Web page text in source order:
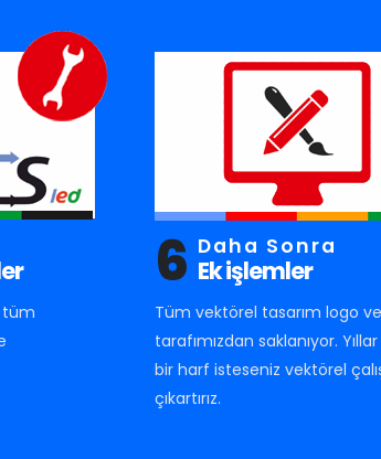
tüm
6 Daha Sonra
Ek işlemler
Tüm vektörel tasarım logo ve
tarafımızdan saklanıyor.
bir harf isteseniz vektörel
çıkartırız.